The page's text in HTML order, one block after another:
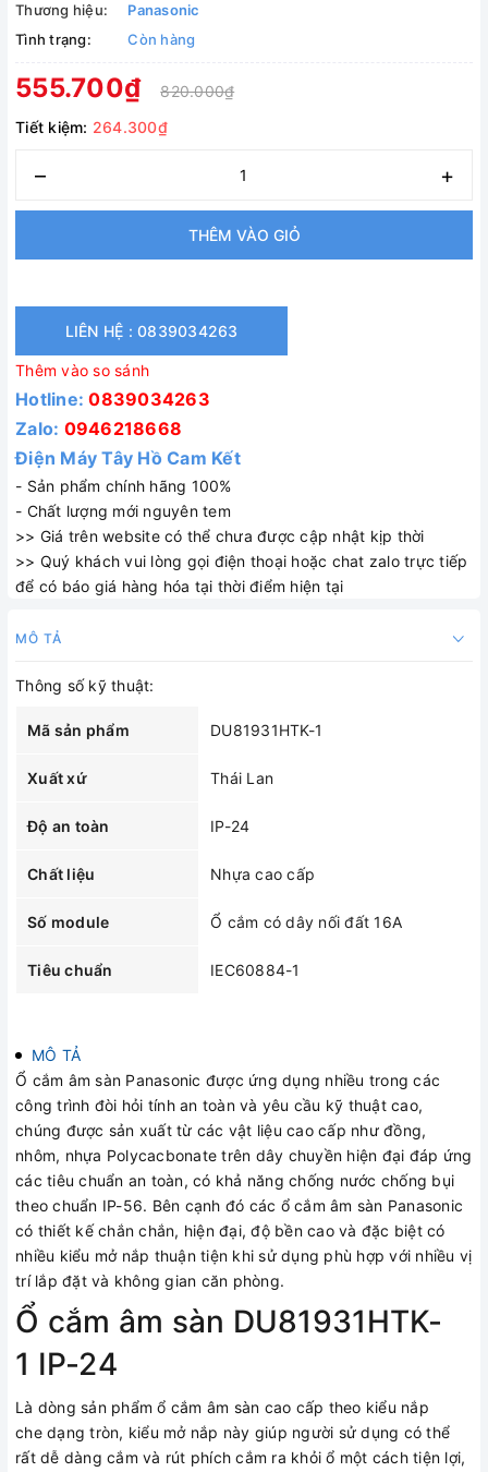
Thương hiệu:
Panasonic
Tình trạng:
Còn hàng
555.700₫
820.000₫
Tiết kiệm: 264.300₫
– +
THÊM VÀO GIỎ
LIÊN HỆ : 0839034263
Thêm vào so sánh
Hotline:0839034263
Zalo: 0946218668
Điện Máy Tây Hồ Cam Kết
- Sản phẩm chính hãng 100%
- Chất lượng mới nguyên tem
>> Giá trên website có thể chưa được cập nhật kịp thời
>> Quý khách vui lòng gọi điện thoại hoặc chat zalo trực tiếp
để có báo giá hàng hóa tại thời điểm hiện tại
MÔ TẢ
Thông số kỹ thuật:
Mã sản phẩm DU81931HTK-1
Xuất xứ Thái Lan
Độ an toàn IP-24
Chất liệu Nhựa cao cấp
Số module Ổ cắm có dây nối đất 16A
Tiêu chuẩn IEC60884-1
MÔ TẢ
Ổ cắm âm sàn Panasonic được ứng dụng nhiều trong các
công trình đòi hỏi tính an toàn và yêu cầu kỹ thuật cao,
chúng được sản xuất từ các vật liệu cao cấp như đồng,
nhôm, nhựa Polycacbonate trên dây chuyền hiện đại đáp ứng
các tiêu chuẩn an toàn, có khả năng chống nước chống bụi
theo chuẩn IP-56. Bên cạnh đó các ổ cắm âm sàn Panasonic
có thiết kế chắn chắn, hiện đại, độ bền cao và đặc biệt có
nhiều kiểu mở nắp thuận tiện khi sử dụng phù hợp với nhiều vị
trí lắp đặt và không gian căn phòng.
Ổ cắm âm sàn DU81931HTK-
1 IP-24
Là dòng sản phẩm ổ cắm âm sàn cao cấp theo kiểu nắp
che dạng tròn, kiểu mở nắp này giúp người sử dụng có thể
rất dễ dàng cắm và rút phích cắm ra khỏi ổ một cách tiện lợi,